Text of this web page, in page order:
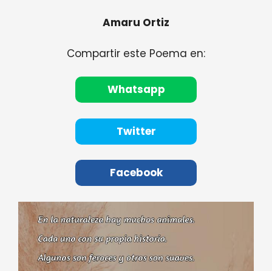
Amaru Ortiz
Compartir este Poema en:
Whatsapp
Twitter
Facebook